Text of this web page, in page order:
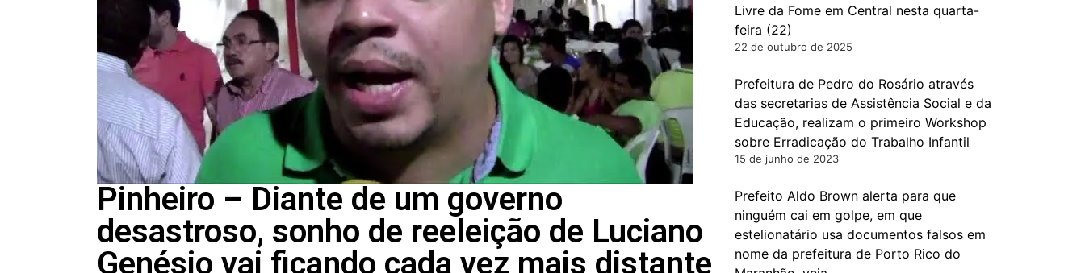
Pinheiro – Diante de um governo
desastroso, sonho de reeleição de Luciano
Genésio vai ficando cada vez mais distante
Livre da Fome em Central nesta quarta-
feira (22)
22 de outubro de 2025
Prefeitura de Pedro do Rosário através
das secretarias de Assistência Social e da
Educação, realizam o primeiro Workshop
sobre Erradicação do Trabalho Infantil
15 de junho de 2023
Prefeito Aldo Brown alerta para que
ninguém cai em golpe, em que
estelionatário usa documentos falsos em
nome da prefeitura de Porto Rico do